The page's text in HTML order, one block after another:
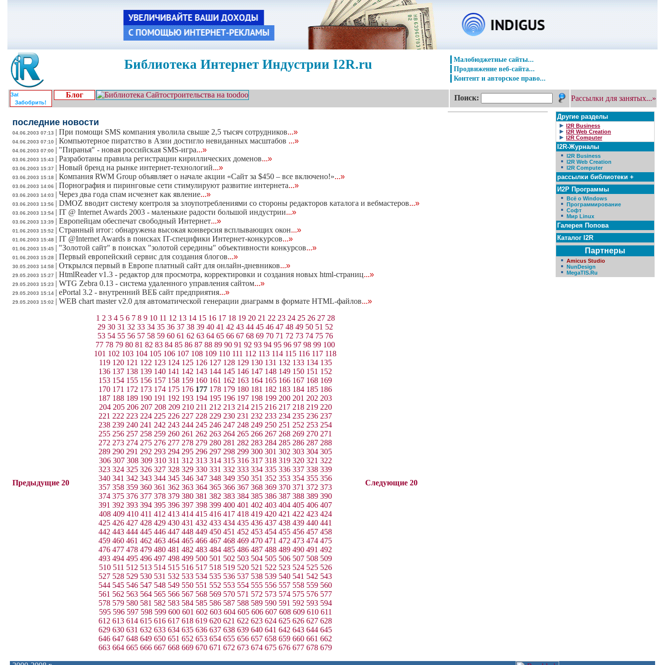
Библиотека Интернет Индустрии I2R.ru
Малобюджетные сайты...
Продвижение веб-сайта...
Контент и авторское право...
Забобрить!
Блог Поиск: Рассылки для занятых...»
последние новости
04.06.2003 07:13 | При помощи SMS компания уволила свыше 2,5 тысяч сотрудников...»
04.06.2003 07:10 | Компьютерное пиратство в Азии достигло невиданных масштабов ...»
04.06.2003 07:00 | "Пиранья" - новая российская SMS-игра...»
03.06.2003 15:43 | Разработаны правила регистрации кириллических доменов...»
03.06.2003 15:37 | Новый бренд на рынке интернет-технологий...»
03.06.2003 15:18 | Компания RWM Group объявляет о начале акции «Сайт за $450 – все включено!»...»
03.06.2003 14:06 | Порнография и пиринговые сети стимулируют развитие интернета...»
03.06.2003 14:03 | Через два года спам исчезнет как явление...»
03.06.2003 13:56 | DMOZ вводит систему контроля за злоупотреблениями со стороны редакторов каталога и вебмастеров...»
03.06.2003 13:54 | IT @ Internet Awards 2003 - маленькие радости большой индустрии...»
03.06.2003 13:39 | Европейцам обеспечат свободный Интернет...»
01.06.2003 15:52 | Странный итог: обнаружена высокая конверсия всплывающих окон...»
01.06.2003 15:48 | IT @Internet Awards в поисках IT-специфики Интернет-конкурсов...»
01.06.2003 15:45 | "Золотой сайт" в поисках "золотой середины" объективности конкурсов...»
01.06.2003 15:28 | Первый европейский сервис для создания блогов...»
30.05.2003 14:58 | Открылся первый в Европе платный сайт для онлайн-дневников...»
29.05.2003 15:27 | HtmlReader v1.3 - редактор для просмотра, корректировки и создания новых html-страниц...»
29.05.2003 15:23 | WTG Zebra 0.13 - cистема удаленного управления сайтом...»
29.05.2003 15:14 | ePortal 3.2 - внутренний ВЕБ сайт предприятия...»
29.05.2003 15:02 | WEB chart master v2.0 для автоматической генерации диаграмм в формате HTML-файлов...»
Предыдущие 20
1 2 3 4 5 6 7 8 9 10 11 12 13 14 15 16 17 18 19 20 21 22 23 24 25 26 27 28
29 30 31 32 33 34 35 36 37 38 39 40 41 42 43 44 45 46 47 48 49 50 51 52
53 54 55 56 57 58 59 60 61 62 63 64 65 66 67 68 69 70 71 72 73 74 75 76
77 78 79 80 81 82 83 84 85 86 87 88 89 90 91 92 93 94 95 96 97 98 99 100
101 102 103 104 105 106 107 108 109 110 111 112 113 114 115 116 117 118
119 120 121 122 123 124 125 126 127 128 129 130 131 132 133 134 135
136 137 138 139 140 141 142 143 144 145 146 147 148 149 150 151 152
153 154 155 156 157 158 159 160 161 162 163 164 165 166 167 168 169
170 171 172 173 174 175 176 177 178 179 180 181 182 183 184 185 186
187 188 189 190 191 192 193 194 195 196 197 198 199 200 201 202 203
204 205 206 207 208 209 210 211 212 213 214 215 216 217 218 219 220
221 222 223 224 225 226 227 228 229 230 231 232 233 234 235 236 237
238 239 240 241 242 243 244 245 246 247 248 249 250 251 252 253 254
255 256 257 258 259 260 261 262 263 264 265 266 267 268 269 270 271
272 273 274 275 276 277 278 279 280 281 282 283 284 285 286 287 288
289 290 291 292 293 294 295 296 297 298 299 300 301 302 303 304 305
306 307 308 309 310 311 312 313 314 315 316 317 318 319 320 321 322
323 324 325 326 327 328 329 330 331 332 333 334 335 336 337 338 339
340 341 342 343 344 345 346 347 348 349 350 351 352 353 354 355 356
357 358 359 360 361 362 363 364 365 366 367 368 369 370 371 372 373
374 375 376 377 378 379 380 381 382 383 384 385 386 387 388 389 390
391 392 393 394 395 396 397 398 399 400 401 402 403 404 405 406 407
408 409 410 411 412 413 414 415 416 417 418 419 420 421 422 423 424
425 426 427 428 429 430 431 432 433 434 435 436 437 438 439 440 441
442 443 444 445 446 447 448 449 450 451 452 453 454 455 456 457 458
459 460 461 462 463 464 465 466 467 468 469 470 471 472 473 474 475
476 477 478 479 480 481 482 483 484 485 486 487 488 489 490 491 492
493 494 495 496 497 498 499 500 501 502 503 504 505 506 507 508 509
510 511 512 513 514 515 516 517 518 519 520 521 522 523 524 525 526
527 528 529 530 531 532 533 534 535 536 537 538 539 540 541 542 543
544 545 546 547 548 549 550 551 552 553 554 555 556 557 558 559 560
561 562 563 564 565 566 567 568 569 570 571 572 573 574 575 576 577
578 579 580 581 582 583 584 585 586 587 588 589 590 591 592 593 594
595 596 597 598 599 600 601 602 603 604 605 606 607 608 609 610 611
612 613 614 615 616 617 618 619 620 621 622 623 624 625 626 627 628
629 630 631 632 633 634 635 636 637 638 639 640 641 642 643 644 645
646 647 648 649 650 651 652 653 654 655 656 657 658 659 660 661 662
663 664 665 666 667 668 669 670 671 672 673 674 675 676 677 678 679
Следующие 20
Другие разделы
I2R Business
I2R Web Creation
I2R Computer
I2R-Журналы
I2R Business
I2R Web Creation
I2R Computer
рассылки библиотеки +
И2Р Программы
Всё о Windows
Программирование
Софт
Мир Linux
Галерея Попова
Каталог I2R
Партнеры
Amicus Studio
NunDesign
MegaTIS.Ru